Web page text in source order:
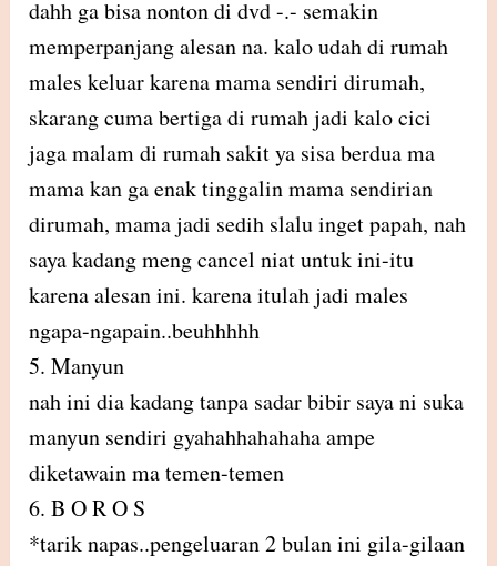
dahh ga bisa nonton di dvd -.- semakin
memperpanjang alesan na. kalo udah di rumah
males keluar karena mama sendiri dirumah,
skarang cuma bertiga di rumah jadi kalo cici
jaga malam di rumah sakit ya sisa berdua ma
mama kan ga enak tinggalin mama sendirian
dirumah, mama jadi sedih slalu inget papah, nah
saya kadang meng cancel niat untuk ini-itu
karena alesan ini. karena itulah jadi males
ngapa-ngapain..beuhhhhh
5. Manyun
nah ini dia kadang tanpa sadar bibir saya ni suka
manyun sendiri gyahahhahahaha ampe
diketawain ma temen-temen
6. B O R O S
*tarik napas..pengeluaran 2 bulan ini gila-gilaan